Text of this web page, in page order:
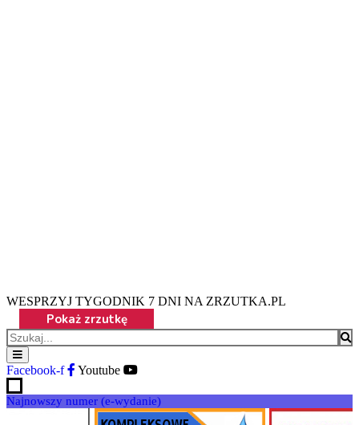
WESPRZYJ TYGODNIK 7 DNI NA ZRZUTKA.PL
Facebook-f Youtube
Najnowszy numer (e-wydanie)